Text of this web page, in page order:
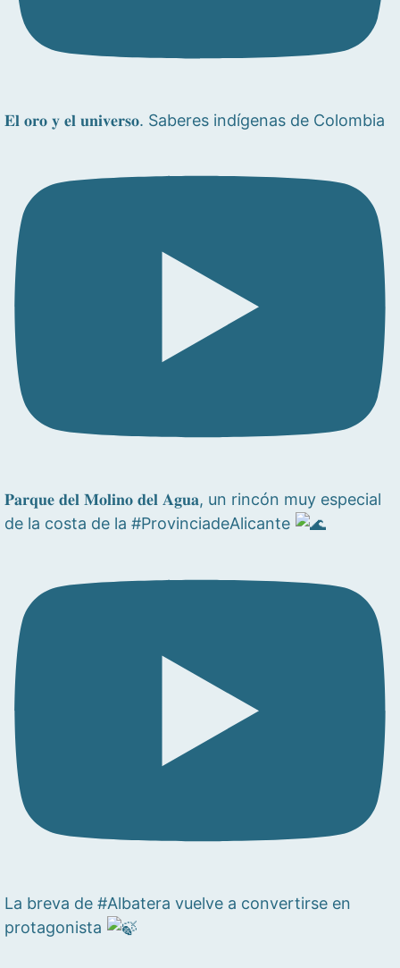
𝐄𝐥 𝐨𝐫𝐨 𝐲 𝐞𝐥 𝐮𝐧𝐢𝐯𝐞𝐫𝐬𝐨. Saberes indígenas de Colombia
𝐏𝐚𝐫𝐪𝐮𝐞 𝐝𝐞𝐥 𝐌𝐨𝐥𝐢𝐧𝐨 𝐝𝐞𝐥 𝐀𝐠𝐮𝐚, un rincón muy especial
de la costa de la #ProvinciadeAlicante
La breva de #Albatera vuelve a convertirse en
protagonista